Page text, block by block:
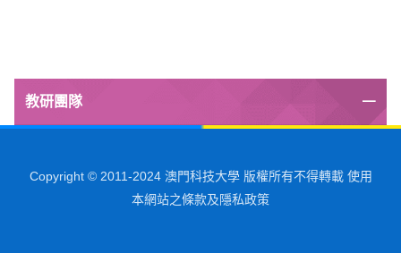
教研團隊
Copyright © 2011-2024 澳門科技大學 版權所有不得轉載 使用
本網站之條款及隱私政策